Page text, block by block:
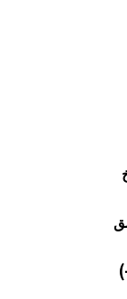
)